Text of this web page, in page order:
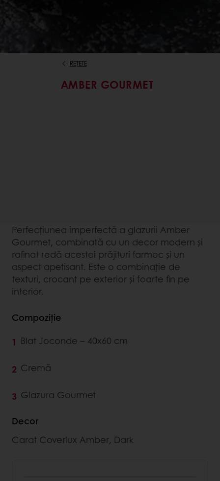
REȚETE
AMBER GOURMET
Perfecțiunea imperfectă a glazurii Amber
Gourmet, combinată cu un decor modern și
rafinat redă acestei prăjituri farmec și un
aspect apetisant. Este o combinație de
texturi, crocant pe exterior și foarte fin pe
interior.
Compoziție
Blat Joconde – 40x60 cm
Cremă
Glazura Gourmet
Decor
Carat Coverlux Amber, Dark